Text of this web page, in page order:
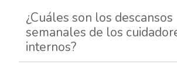
¿Cuáles son los descansos
semanales de los
internos?